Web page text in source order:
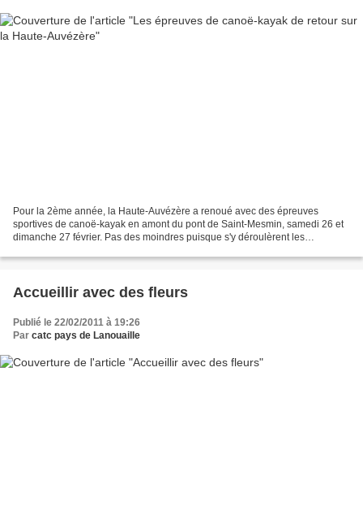
Pour la 2ème année, la Haute-Auvézère a renoué avec des épreuves
sportives de canoë-kayak en amont du pont de Saint-Mesmin, samedi 26 et
dimanche 27 février. Pas des moindres puisque s'y déroulèrent les
Accueillir avec des fleurs
Publié le 22/02/2011 à 19:26
Par catc pays de Lanouaille